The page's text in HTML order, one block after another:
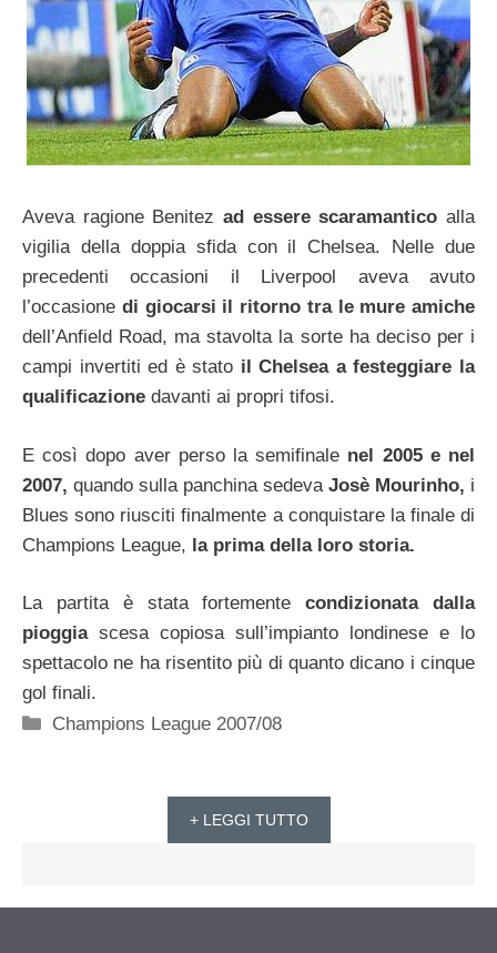
Aveva ragione Benitez ad essere scaramantico alla
vigilia della doppia sfida con il Chelsea. Nelle due
precedenti occasioni il Liverpool aveva avuto
l’occasione di giocarsi il ritorno tra le mure amiche
dell’Anfield Road, ma stavolta la sorte ha deciso per i
campi invertiti ed è stato il Chelsea a festeggiare la
qualificazione davanti ai propri tifosi.
E così dopo aver perso la semifinale nel 2005 e nel
2007, quando sulla panchina sedeva Josè Mourinho, i
Blues sono riusciti finalmente a conquistare la finale di
Champions League, la prima della loro storia.
La partita è stata fortementecondizionata dalla
pioggia scesa copiosa sull’impianto londinese e lo
spettacolo ne ha risentito più di quanto dicano i cinque
gol finali.
Categorie
Champions League 2007/08
+ LEGGI TUTTO